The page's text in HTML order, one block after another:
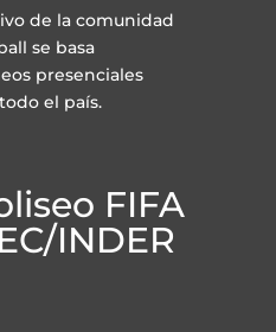
de la comunidad
se basa
presenciales
el país.
FIFA
INDER